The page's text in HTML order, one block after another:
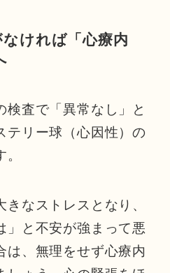
ければ「心療内
検査で「異常なし」と
テリー球（心因性）の
なストレスとなり、
」と不安が強まって悪
は、無理をせず心療内